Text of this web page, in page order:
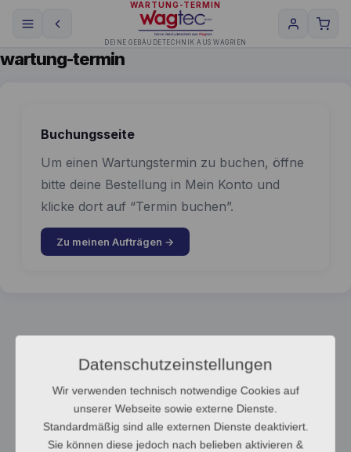
WARTUNG-TERMIN
DEINE GEBÄUDETECHNIK AUS WAGRIEN
wartung-termin
Buchungsseite
Um einen Wartungstermin zu buchen, öffne
bitte deine Bestellung in Mein Konto und
klicke dort auf “Termin buchen”.
Zu meinen Aufträgen →
Datenschutzeinstellungen
Wir verwenden technisch notwendige Cookies auf
unserer Webseite sowie externe Dienste.
Standardmäßig sind alle externen Dienste deaktiviert.
Sie können diese jedoch nach belieben aktivieren &